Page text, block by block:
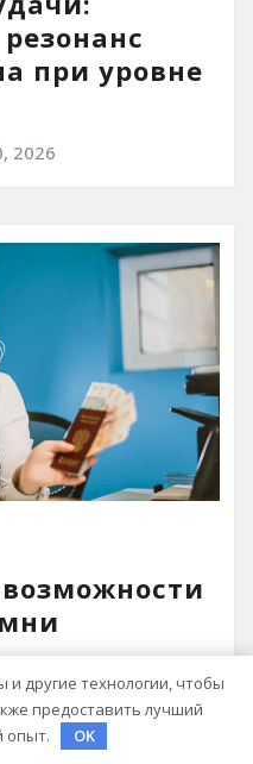
при уровне
2026
и другие технологии, чтобы
предоставить лучший
опыт.
OK